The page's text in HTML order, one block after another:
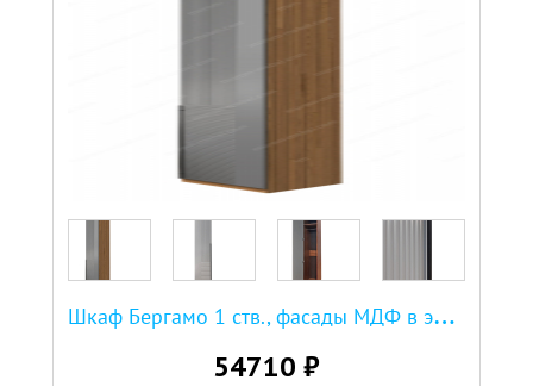
Ш
каф Бергамо 1 ств., фасады МДФ в эмали
54710 ₽